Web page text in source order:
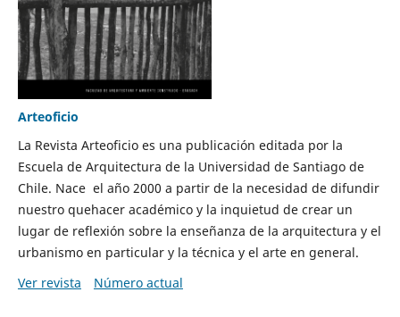
Arteoficio
La Revista Arteoficio es una publicación editada por la
Escuela de Arquitectura de la Universidad de Santiago de
Chile. Nace el año 2000 a partir de la necesidad de difundir
nuestro quehacer académico y la inquietud de crear un
lugar de reflexión sobre la enseñanza de la arquitectura y el
urbanismo en particular y la técnica y el arte en general.
Ver revista
Número actual